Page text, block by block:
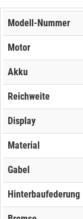
Modell-Nummer
Motor
Akku
Reichweite
Display
Material
Gabel
Hinterbaufederung